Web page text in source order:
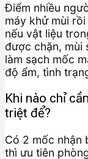
Điểm nhiều
máy khử mùi
nếu vật liệu
được chặn, mùi
làm sạch mốc
độ ẩm, tình
Khi nào chỉ
triệt để?
Có 2 mốc nhận
thì ưu tiên